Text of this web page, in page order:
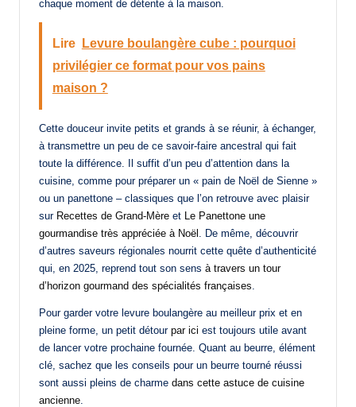
chaque moment de détente à la maison.
Lire
Levure boulangère cube : pourquoi
privilégier ce format pour vos pains
maison ?
Cette douceur invite petits et grands à se réunir, à échanger,
à transmettre un peu de ce savoir-faire ancestral qui fait
toute la différence. Il suffit d’un peu d’attention dans la
cuisine, comme pour préparer un « pain de Noël de Sienne »
ou un panettone – classiques que l’on retrouve avec plaisir
sur Recettes de Grand-Mère et
Le Panettone une
gourmandise très appréciée à Noël
. De même, découvrir
d’autres saveurs régionales nourrit cette quête d’authenticité
qui, en 2025, reprend tout son sens à travers un tour
d’horizon gourmand des spécialités françaises
Pour garder votre levure boulangère au meilleur prix et en
pleine forme, un petit détour par ici est toujours utile avant
de lancer votre prochaine fournée. Quant au beurre, élément
clé, sachez que les conseils pour un beurre tourné réussi
sont aussi pleins de charme dans cette astuce de cuisine
ancienne